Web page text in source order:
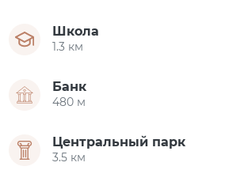
Школа
1.3 км
Банк
480 м
Центральный парк
3.5 км